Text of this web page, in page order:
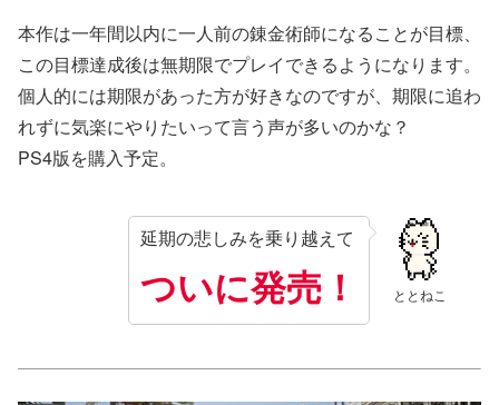
本作は一年間以内に一人前の錬金術師になることが目標、
この目標達成後は無期限でプレイできるようになります。
個人的には期限があった方が好きなのですが、期限に追わ
れずに気楽にやりたいって言う声が多いのかな？
PS4版を購入予定。
ととねこ
延期の悲しみを乗り越えて
ついに発売！